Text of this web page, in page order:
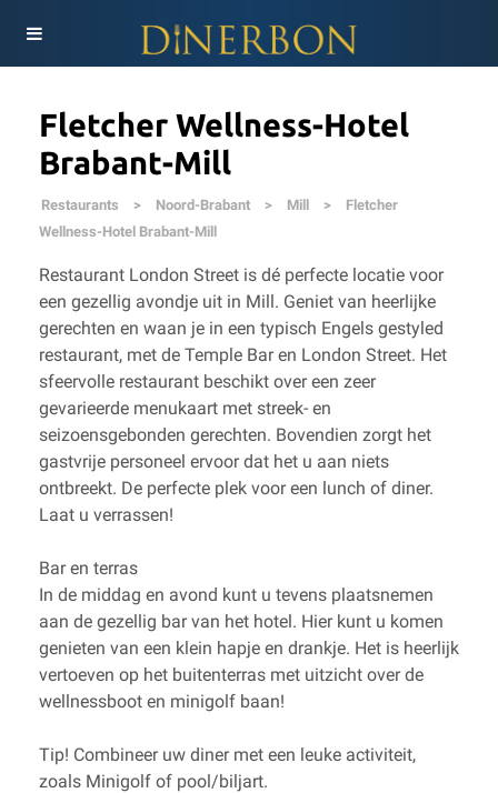
Fletcher Wellness-Hotel
Brabant-Mill
Restaurants > Noord-Brabant > Mill >
Fletcher
Wellness-Hotel Brabant-Mill
Restaurant London Street is dé perfecte locatie voor
een gezellig avondje uit in Mill. Geniet van heerlijke
gerechten en waan je in een typisch Engels gestyled
restaurant, met de Temple Bar en London Street. Het
sfeervolle restaurant beschikt over een zeer
gevarieerde menukaart met streek- en
seizoensgebonden gerechten. Bovendien zorgt het
gastvrije personeel ervoor dat het u aan niets
ontbreekt. De perfecte plek voor een lunch of diner.
Laat u verrassen!
Bar en terras
In de middag en avond kunt u tevens plaatsnemen
aan de gezellig bar van het hotel. Hier kunt u komen
genieten van een klein hapje en drankje. Het is heerlijk
vertoeven op het buitenterras met uitzicht over de
wellnessboot en minigolf baan!
Tip! Combineer uw diner met een leuke activiteit,
zoals Minigolf of pool/biljart.